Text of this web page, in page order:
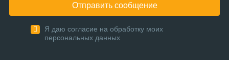
Отправить сообщение
Я даю согласие на обработку моих
персональных данных